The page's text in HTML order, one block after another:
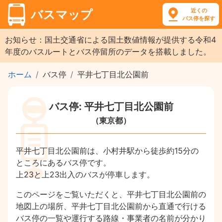
バスマップ
近くの
バス停を探す
お知らせ：国土交通省による国土数値情報が提供する令和4
年度のバスルートとバス停留所のデータを搭載しました。
ホーム バス停 平井七丁目北公園前
バス停: 平井七丁目北公園前
（東京都）
平井七丁目北公園前は、小村井駅から徒歩約15分の
ところにあるバス停です。
上23と上23出入のバスが停車します。
このページをご覧いただくと、平井七丁目北公園前の
地図上の場所、平井七丁目北公園前から直通で行ける
バス停の一覧や運行する路線・事業者の名前が分かり